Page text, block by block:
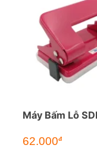
Máy Bấm Lỗ
62.000đ